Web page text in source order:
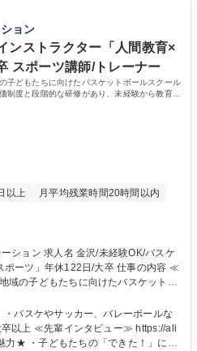
人間教育×スポーツ」年休122日
ョン
ンストラクター「人間教育×
スポーツ講師/トレーナー
どもたちに向けたバスケットボールスクール
制度と段階的な研修があり、未経験から教育の
以上
月平均残業時間20時間以内
経験OK/バスケ
年休122日/大卒 仕事の内容 ≪
域の子どもたちに向けたバスケットボ
します。明確な評価制度と段階的な研
。 ■スクール指導：幼児
から３０名へ指導（1回約60分程度）
布を通じた会員獲得 ■イベント企
バスケやサッカー、バレーボールな
≫ https://ali
★ ・子どもたちの「できた！」に立